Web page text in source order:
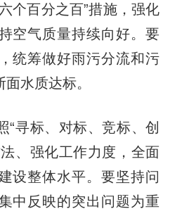
个百分之百”措施，强化
空气质量持续向好。要
统筹做好雨污分流和污
水质达标。
标、对标、竞标、创
、强化工作力度，全面
设整体水平。要坚持问
中反映的突出问题为重